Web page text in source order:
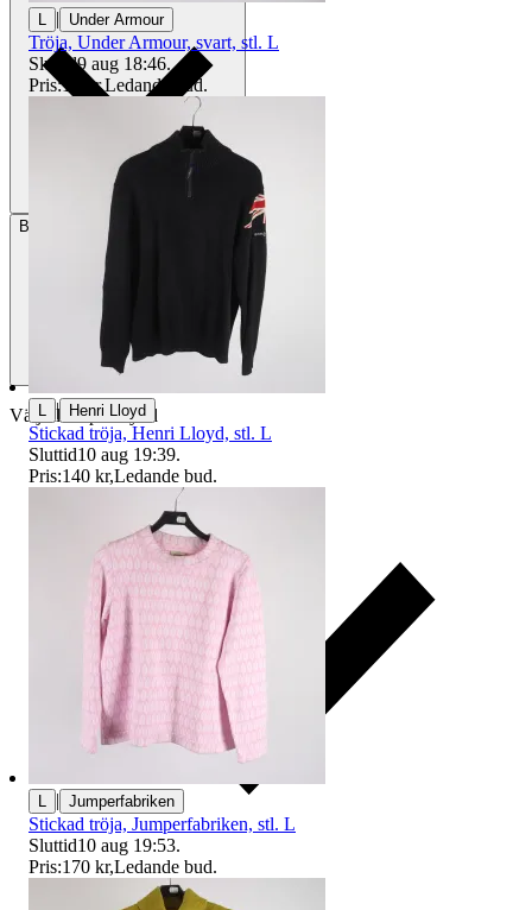
Betalning Via Tradera
Välj till köparskydd
| Under Armour
Tröja, Under Armour, svart, stl. L
Sluttid9 aug 18:46.
Pris:12 kr,Ledande bud.
| Henri Lloyd
Stickad tröja, Henri Lloyd, stl. L
Sluttid10 aug 19:39.
Pris:140 kr,Ledande bud.
| Jumperfabriken
Stickad tröja, Jumperfabriken, stl. L
Sluttid10 aug 19:53.
Pris:170 kr,Ledande bud.